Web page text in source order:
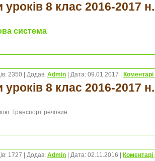
уроків 8 клас 2016-2017
система
2350 Додав: Admin Дата: 09.01.2017 Коментарі
уроків 8 клас 2016-2017
Транспорт речовин.
1727 Додав: Admin Дата: 02.11.2016 Коментарі